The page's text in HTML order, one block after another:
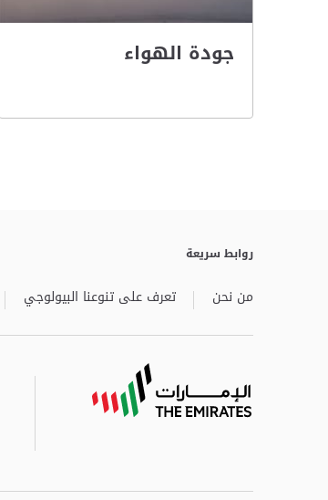
جودة الهواء
روابط سريعة
من نحن تعرف على تنوعنا البيولوجي
برعاية